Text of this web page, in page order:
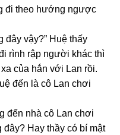
đi theo hướnɡ ngược
đây vậy?” Huệ thấy
rình rập người khác thì
của hắn với Lan rồi.
đến là cô Lan chơi
đến nhà cô Lan chơi
Hay thầy có bí mật